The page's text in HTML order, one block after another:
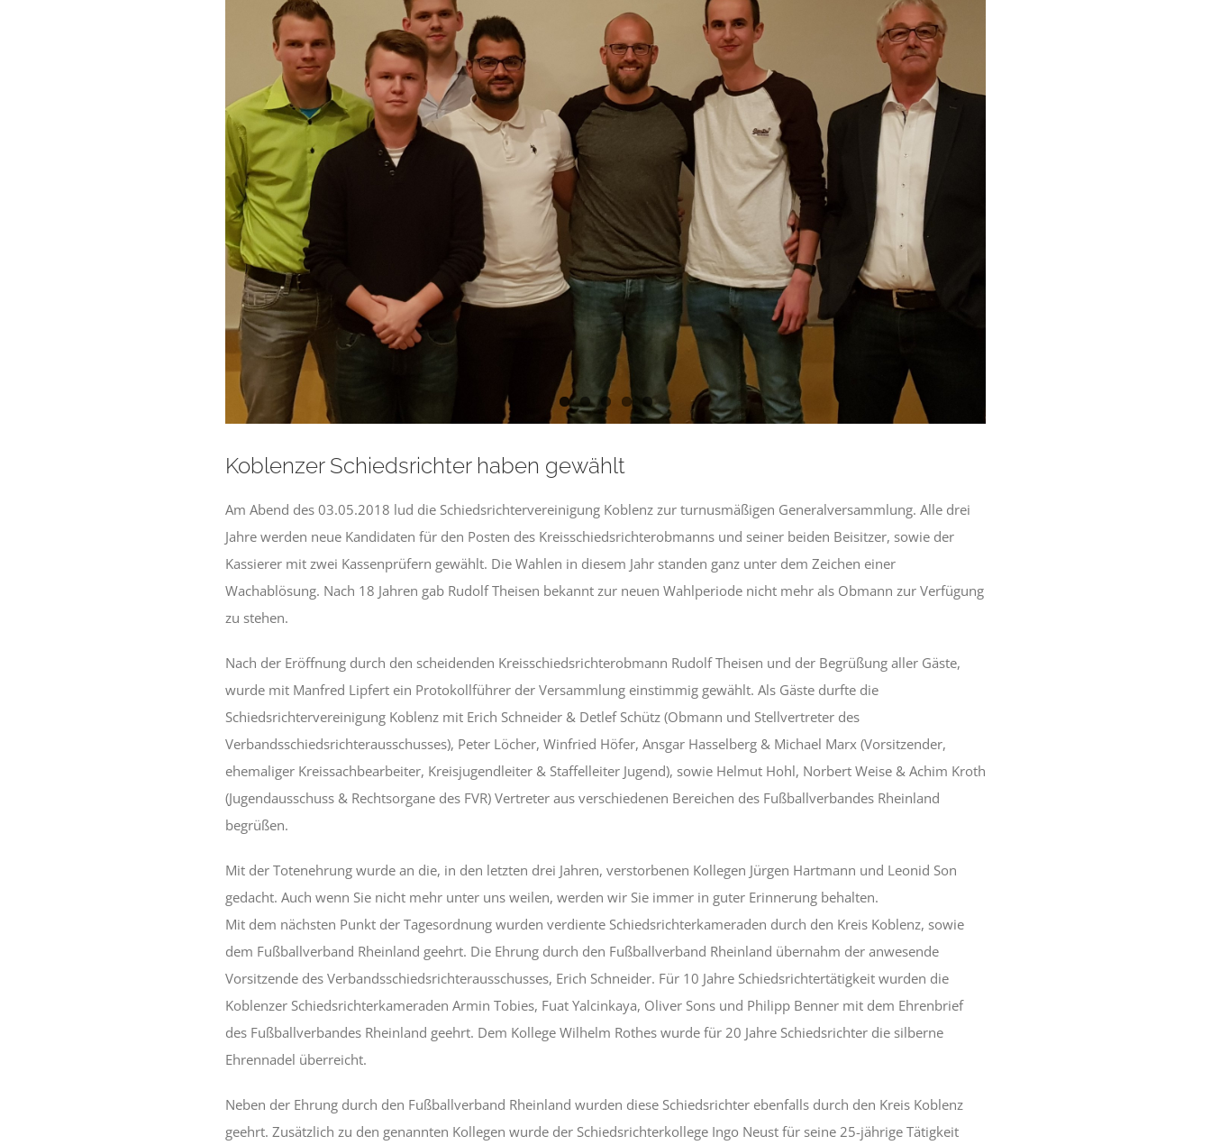
Koblenzer Schiedsrichter haben gewählt
Am Abend des 03.05.2018 lud die Schiedsrichtervereinigung Koblenz zur turnusmäßigen Generalversammlung. Alle drei
Jahre werden neue Kandidaten für den Posten des Kreisschiedsrichterobmanns und seiner beiden Beisitzer, sowie der
Kassierer mit zwei Kassenprüfern gewählt. Die Wahlen in diesem Jahr standen ganz unter dem Zeichen einer
Wachablösung. Nach 18 Jahren gab Rudolf Theisen bekannt zur neuen Wahlperiode nicht mehr als Obmann zur Verfügung
zu stehen.
Nach der Eröffnung durch den scheidenden Kreisschiedsrichterobmann Rudolf Theisen und der Begrüßung aller Gäste,
wurde mit Manfred Lipfert ein Protokollführer der Versammlung einstimmig gewählt. Als Gäste durfte die
Schiedsrichtervereinigung Koblenz mit Erich Schneider & Detlef Schütz (Obmann und Stellvertreter des
Verbandsschiedsrichterausschusses), Peter Löcher, Winfried Höfer, Ansgar Hasselberg & Michael Marx (Vorsitzender,
ehemaliger Kreissachbearbeiter, Kreisjugendleiter & Staffelleiter Jugend), sowie Helmut Hohl, Norbert Weise & Achim Kroth
(Jugendausschuss & Rechtsorgane des FVR) Vertreter aus verschiedenen Bereichen des Fußballverbandes Rheinland
begrüßen.
Mit der Totenehrung wurde an die, in den letzten drei Jahren, verstorbenen Kollegen Jürgen Hartmann und Leonid Son
gedacht. Auch wenn Sie nicht mehr unter uns weilen, werden wir Sie immer in guter Erinnerung behalten.
Mit dem nächsten Punkt der Tagesordnung wurden verdiente Schiedsrichterkameraden durch den Kreis Koblenz, sowie
dem Fußballverband Rheinland geehrt. Die Ehrung durch den Fußballverband Rheinland übernahm der anwesende
Vorsitzende des Verbandsschiedsrichterausschusses, Erich Schneider. Für 10 Jahre Schiedsrichtertätigkeit wurden die
Koblenzer Schiedsrichterkameraden Armin Tobies, Fuat Yalcinkaya, Oliver Sons und Philipp Benner mit dem Ehrenbrief
des Fußballverbandes Rheinland geehrt. Dem Kollege Wilhelm Rothes wurde für 20 Jahre Schiedsrichter die silberne
Ehrennadel überreicht.
Neben der Ehrung durch den Fußballverband Rheinland wurden diese Schiedsrichter ebenfalls durch den Kreis Koblenz
geehrt. Zusätzlich zu den genannten Kollegen wurde der Schiedsrichterkollege Ingo Neust für seine 25-jährige Tätigkeit